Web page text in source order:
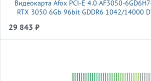
Видеокарта Afox PCI-E 4.0 AF3050-
RTX 3050 6Gb 96bit GDDR6 1042/14000
29 843 ₽